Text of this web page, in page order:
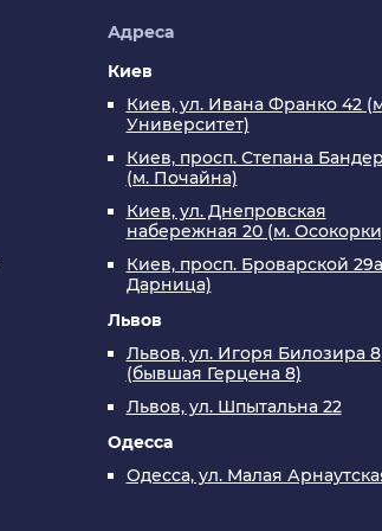
Адреса
Киев
Киев, ул. Ивана Франко 42
Университет)
Киев, просп. Степана
(м. Почайна)
Киев, ул. Днепровская
набережная 20 (м.
Киев, просп. Броварской
Дарница)
Львов
Львов, ул. Игоря Билозира 8
(бывшая Герцена 8)
Львов, ул. Шпытальна 22
Одесса
Одесса, ул. Малая